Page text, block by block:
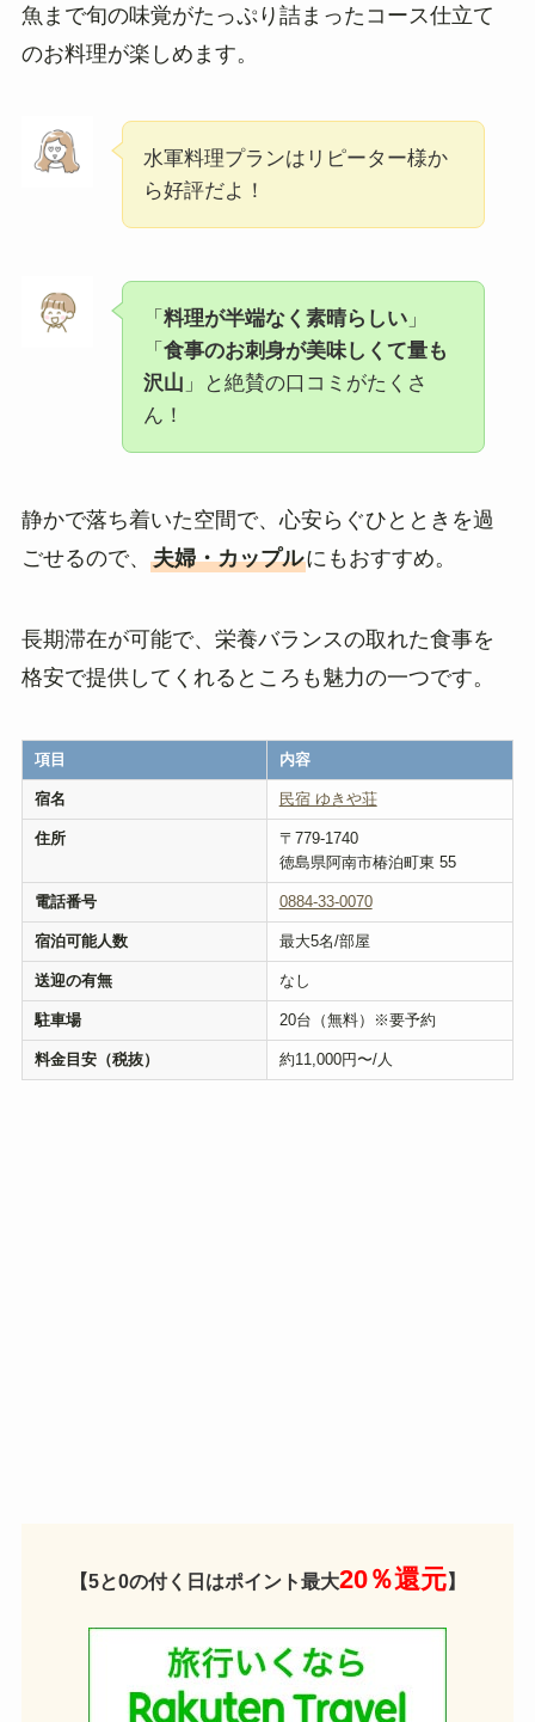
魚まで旬の味覚がたっぷり詰まったコース仕立て
のお料理が楽しめます。
水軍料理プランはリピーター様か
ら好評だよ！
「 料理が半端なく素晴らしい」
「 食事のお刺身が美味しくて量も
沢山 」と絶賛の口コミがたくさ
ん！
静かで落ち着いた空間で、心安らぐひとときを過
ごせるので、 夫婦・カップルにもおすすめ。
長期滞在が可能で、栄養バランスの取れた食事を
格安で提供してくれるところも魅力の一つです。
項目 内容
宿名 民宿 ゆきや荘
住所
〒779-1740
徳島県阿南市椿泊町東 55
電話番号 0884-33-0070
宿泊可能人数 最大5名/部屋
送迎の有無 なし
駐車場 20台（無料）※要予約
料金目安（税抜） 約11,000円〜/人
【5と0の付く日はポイント最大20％還元】